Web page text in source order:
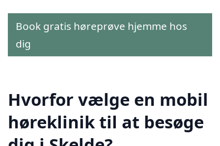
Book gratis høreprøve hjemme hos
dig
Hvorfor vælge en mobil
høreklinik til at besøge